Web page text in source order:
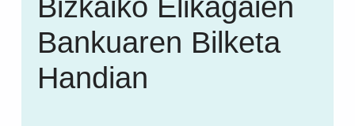
Bizkaiko Elikagaien
Bankuaren Bilketa
Handian